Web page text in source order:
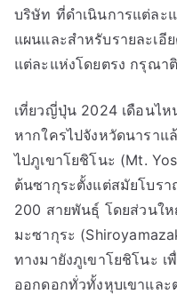
บริษัท ที่ดำเนินการแต่ละ
แผนและสำหรับรายละเอี
แต่ละแห่งโดยตรง กรุณา
เที่ยวญี่ปุ่น 2024 เดือนไห
หากใครไปจังหวัดนาราแ
ไปภูเขาโยชิโนะ (Mt.
ต้นซากุระตั้งแต่สมัยโบร
200 สายพันธุ์ โดยส่วนใ
มะซากุระ
ทางมายังภูเขาโยชิโนะ
ออกดอกทั่วทั้งหุบเขาแล